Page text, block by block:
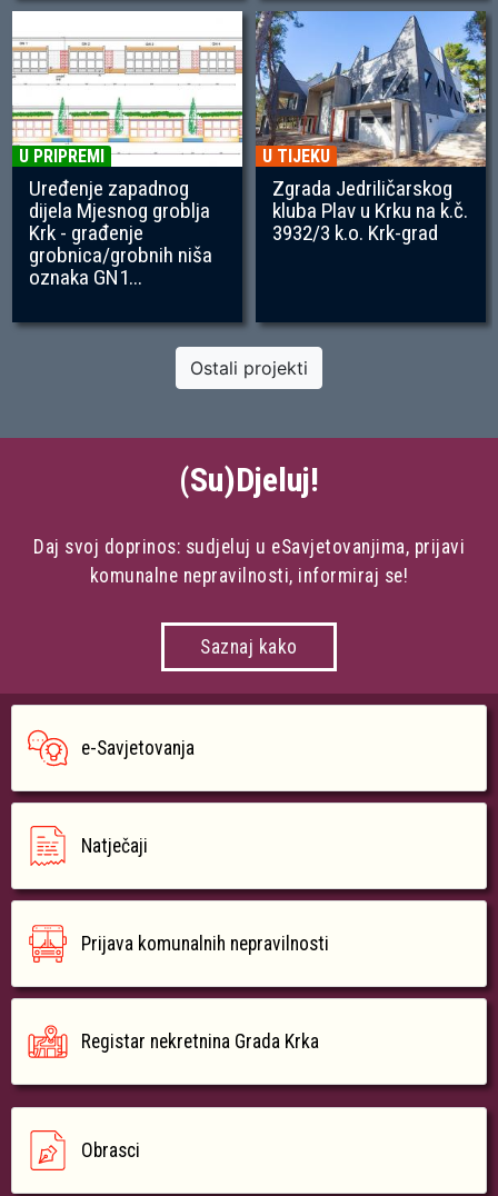
U PRIPREMI
Uređenje zapadnog
dijela Mjesnog groblja
Krk - građenje
grobnica/grobnih niša
oznaka GN1...
U TIJEKU
Zgrada Jedriličarskog
kluba Plav u Krku na k.č.
3932/3 k.o. Krk-grad
Ostali projekti
(Su)Djeluj!
Daj svoj doprinos: sudjeluj u eSavjetovanjima, prijavi
komunalne nepravilnosti, informiraj se!
Saznaj kako
e-Savjetovanja
Natječaji
Prijava komunalnih nepravilnosti
Registar nekretnina Grada Krka
Obrasci